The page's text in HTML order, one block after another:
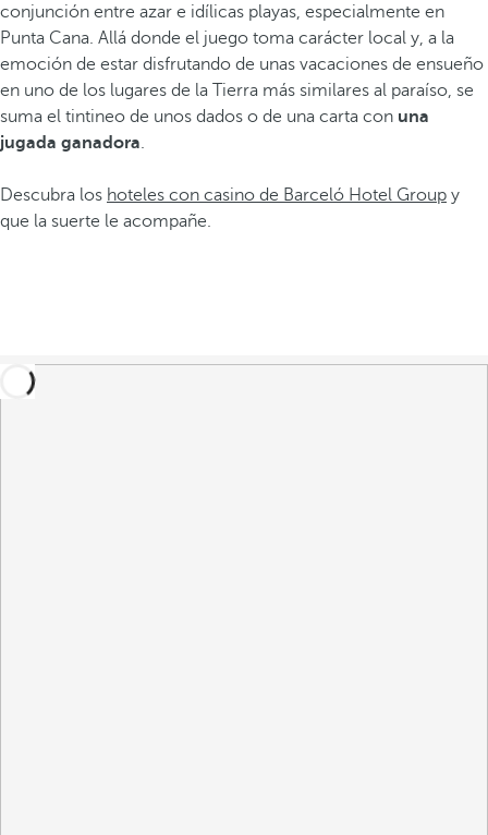
conjunción entre azar e idílicas playas, especialmente en
Punta Cana. Allá donde el juego toma carácter local y, a la
emoción de estar disfrutando de unas vacaciones de ensueño
en uno de los lugares de la Tierra más similares al paraíso, se
suma el tintineo de unos dados o de una carta con una
jugada ganadora.
Descubra los hoteles con casino de Barceló Hotel Group y
que la suerte le acompañe.